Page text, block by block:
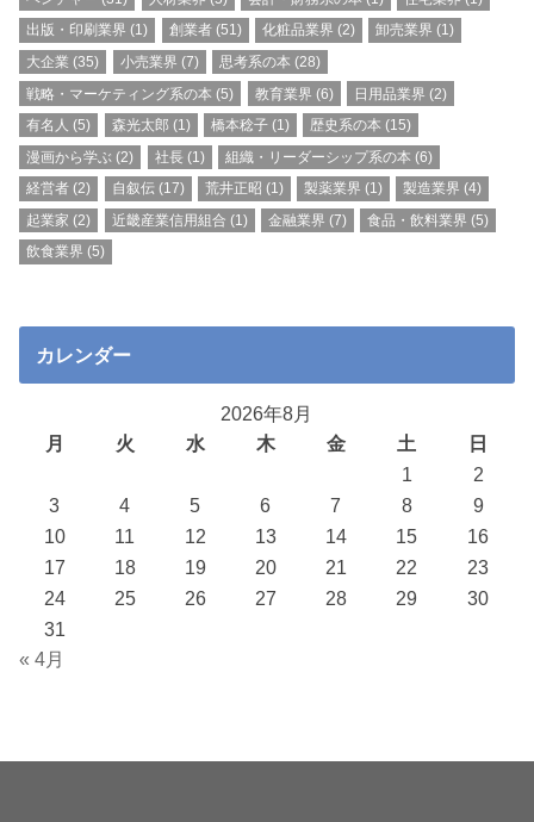
出版・印刷業界 (1) 創業者(51) 化粧品業界 (2) 卸売業界 (1)
大企業 (35) 小売業界 (7) 思考系の本 (28)
戦略・マーケティング系の本 (5) 教育業界 (6) 日用品業界 (2)
有名人 (5) 森光太郎 (1) 橋本稔子(1) 歴史系の本 (15)
漫画から学ぶ (2) 社長(1) 組織・リーダーシップ系の本 (6)
経営者 (2) 自叙伝(17) 荒井正昭 (1) 製薬業界 (1) 製造業界 (4)
起業家 (2) 近畿産業信用組合 (1) 金融業界 (7) 食品・飲料業界 (5)
飲食業界 (5)
カレンダー
2026年8月
月
火 水 木 金 土
日
1
2
3
4 5 6 7 8
9
10
11 12 13 14 15
16
17
18 19 20 21 22
23
24
25 26 27 28 29
30
31
« 4月